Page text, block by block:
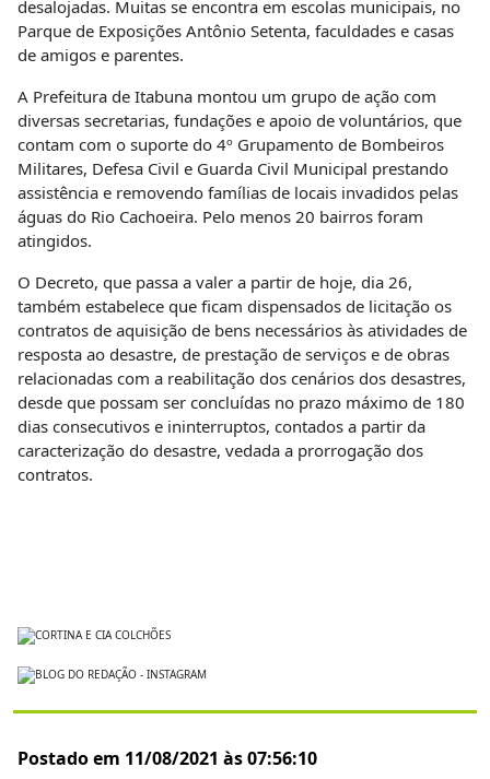
desalojadas. Muitas se encontra em escolas municipais, no
Parque de Exposições Antônio Setenta, faculdades e casas
de amigos e parentes.
A Prefeitura de Itabuna montou um grupo de ação com
diversas secretarias, fundações e apoio de voluntários, que
contam com o suporte do 4º Grupamento de Bombeiros
Militares, Defesa Civil e Guarda Civil Municipal prestando
assistência e removendo famílias de locais invadidos pelas
águas do Rio Cachoeira. Pelo menos 20 bairros foram
atingidos.
O Decreto, que passa a valer a partir de hoje, dia 26,
também estabelece que ficam dispensados de licitação os
contratos de aquisição de bens necessários às atividades de
resposta ao desastre, de prestação de serviços e de obras
relacionadas com a reabilitação dos cenários dos desastres,
desde que possam ser concluídas no prazo máximo de 180
dias consecutivos e ininterruptos, contados a partir da
caracterização do desastre, vedada a prorrogação dos
contratos.
Postado em 11/08/2021 às 07:56:10